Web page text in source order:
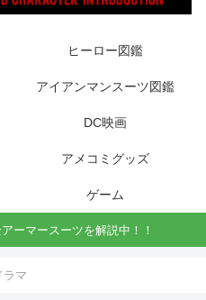
ヒーロー図鑑
アイアンマンスーツ図鑑
DC映画
アメコミグッズ
ゲーム
ーマースーツを解説中！！
ラマ